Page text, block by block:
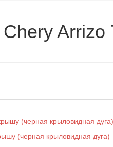
Arrizo
(черная крыловидная дуга)